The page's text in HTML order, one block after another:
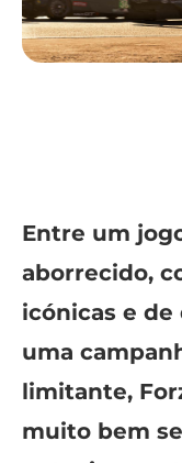
Entre um
aborrecido,
icónicas e de
uma
limitante,
muito bem